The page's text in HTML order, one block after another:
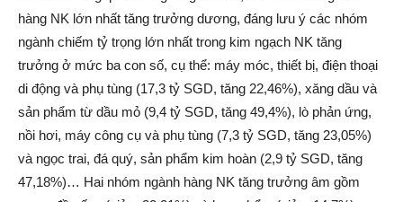
hàng NK lớn nhất tăng trưởng dương, đáng lưu ý các nhóm
ngành chiếm tỷ trọng lớn nhất trong kim ngạch NK tăng
trưởng ở mức ba con số, cụ thể: máy móc, thiết bị, điện thoại
di động và phụ tùng (17,3 tỷ SGD, tăng 22,46%), xăng dầu và
sản phẩm từ dầu mỏ (9,4 tỷ SGD, tăng 49,4%), lò phản ứng,
nồi hơi, máy công cụ và phụ tùng (7,3 tỷ SGD, tăng 23,05%)
và ngọc trai, đá quý, sản phẩm kim hoàn (2,9 tỷ SGD, tăng
47,18%)… Hai nhóm ngành hàng NK tăng trưởng âm gồm